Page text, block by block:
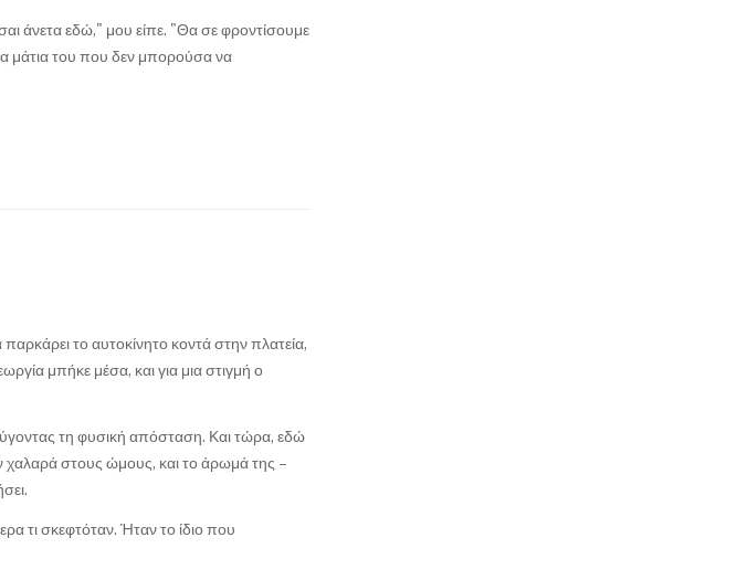
άνετα εδώ," μου είπε. "Θα σε φροντίσουμε
μάτια του που δεν μπορούσα να
παρκάρει το αυτοκίνητο κοντά στην πλατεία,
μπήκε μέσα, και για μια στιγμή ο
τη φυσική απόσταση. Και τώρα, εδώ
χαλαρά στους ώμους, και το άρωμά της –
τι σκεφτόταν. Ήταν το ίδιο που